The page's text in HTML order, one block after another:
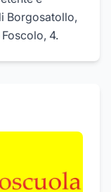
Borgosatollo,
4.